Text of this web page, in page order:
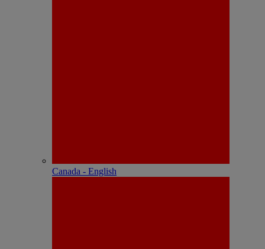
Canada - English